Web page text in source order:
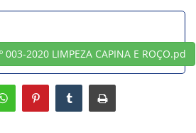
003-2020 LIMPEZA CAPINA E ROÇO.pd